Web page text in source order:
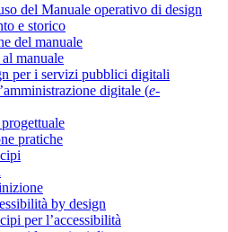
del Manuale operativo di design
e storico
del manuale
manuale
per i servizi pubblici digitali
digitale (e-
pratiche
by design
per l’accessibilità